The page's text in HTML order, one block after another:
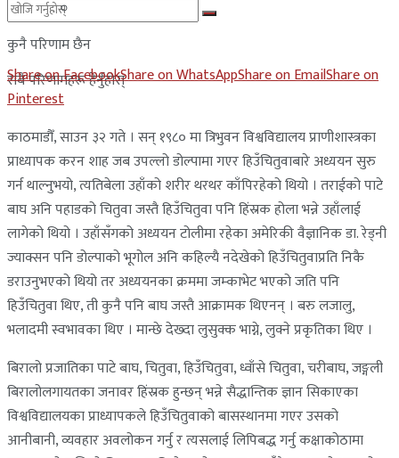
कुनै परिणाम छैन
सबै परिणामहरू हेर्नुहोस्
Share on FacebookShare on WhatsAppShare on EmailShare on
Pinterest
काठमाडौँ, साउन ३२ गते । सन् १९८० मा त्रिभुवन विश्वविद्यालय प्राणीशास्त्रका
प्राध्यापक करन शाह जब उपल्लो डोल्पामा गएर हिउँचितुवाबारे अध्ययन सुरु
गर्न थाल्नुभयो, त्यतिबेला उहाँको शरीर थरथर काँपिरहेको थियो । तराईको पाटे
बाघ अनि पहाडको चितुवा जस्तै हिउँचितुवा पनि हिंस्रक होला भन्ने उहाँलाई
लागेको थियो । उहाँसँगको अध्ययन टोलीमा रहेका अमेरिकी वैज्ञानिक डा. रेड्नी
ज्याक्सन पनि डोल्पाको भूगोल अनि कहिल्यै नदेखेको हिउँचितुवाप्रति निकै
डराउनुभएको थियो तर अध्ययनका क्रममा जम्काभेट भएको जति पनि
हिउँचितुवा थिए, ती कुनै पनि बाघ जस्तै आक्रामक थिएनन् । बरु लजालु,
भलादमी स्वभावका थिए । मान्छे देख्दा लुसुक्क भाग्ने, लुक्ने प्रकृतिका थिए ।
बिरालो प्रजातिका पाटे बाघ, चितुवा, हिउँचितुवा, ध्वाँसे चितुवा, चरीबाघ, जङ्गली
बिरालोलगायतका जनावर हिंस्रक हुन्छन् भन्ने सैद्धान्तिक ज्ञान सिकाएका
विश्वविद्यालयका प्राध्यापकले हिउँचितुवाको बासस्थानमा गएर उसको
आनीबानी, व्यवहार अवलोकन गर्नु र त्यसलाई लिपिबद्ध गर्नु कक्षाकोठामा